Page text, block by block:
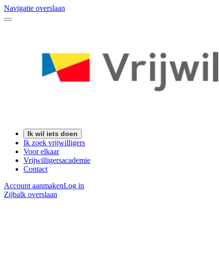
Navigatie overslaan
Ik wil iets doen
Ik zoek vrijwilligers
Voor elkaar
Vrijwilligersacademie
Contact
Account aanmakenLog in
Zijbalk overslaan